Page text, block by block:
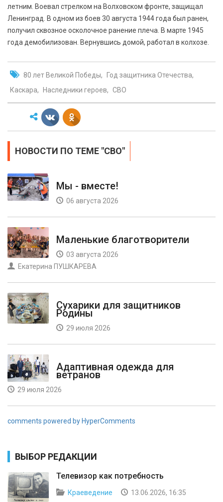
летним. Воевал стрелком на Волховском фронте, защищал
Ленинград. В одном из боев 30 августа 1944 года был ранен,
получил сквозное осколочное ранение плеча. В марте 1945
года демобилизован. Вернувшись домой, работал в колхозе.
80 лет Великой Победы
Год защитника Отечества
Каскара
Наследники героев СВО
НОВОСТИ ПО ТЕМЕ "СВО"
Мы - вместе!
06 августа 2026
Маленькие благотворители
03 августа 2026
Екатерина ПУШКАРЕВА
Сухарики для защитников
Родины
29 июля 2026
Адаптивная одежда для
ветранов
29 июля 2026
comments powered by HyperComments
ВЫБОР РЕДАКЦИИ
Телевизор как потребность
Краеведение 13.06.2026, 16:35